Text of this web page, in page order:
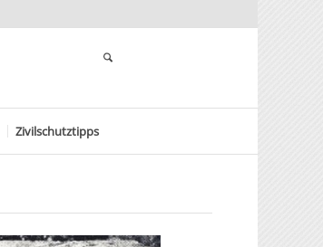
Zivilschutztipps